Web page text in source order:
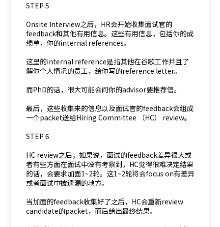
STEP 5
Onsite Interview之后，HR会开始收集面试官的
feedback和其他有用信息。这些有用信息，包括你的成
绩单，你的internal references。
这里的internal reference是指其他在谷歌工作并且了
解你个人情况的员工，给你写的reference letter。
而PhD的话，很大可能会问你的advisor要推荐信。
最后，这些收集来的信息以及面试官的feedback会组成
一个packet送给Hiring Committee （HC） review。
STEP 6
HC review之后，如果说，面试的feedback差异很大或
者有些方面在面试中没有考察到，HC觉得很难决定结果
的话，会要求加面1~2轮。这1~2轮将会focus on有差异
或者面试中被遗漏的地方。
当加面的feedback收集好了之后，HC会重新review
candidate的packet，而后给出最终结果。